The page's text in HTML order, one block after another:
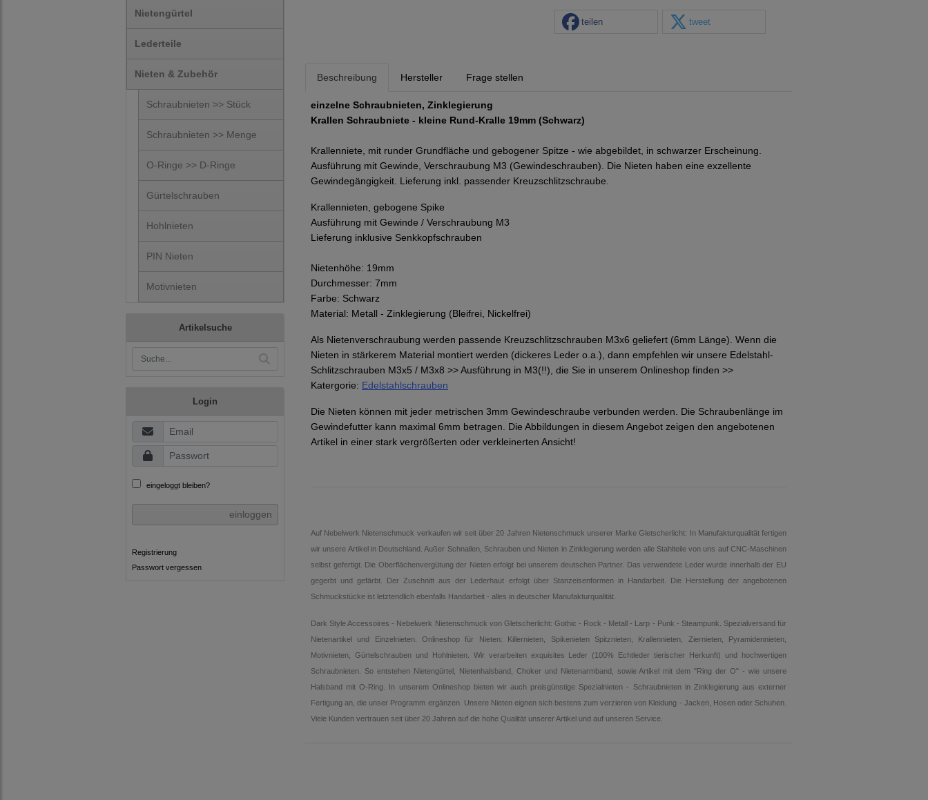
Nietengürtel
Lederteile
Nieten & Zubehör
Schraubnieten >> Stück
Schraubnieten >> Menge
O-Ringe >> D-Ringe
Gürtelschrauben
Hohlnieten
PIN Nieten
Motivnieten
Artikelsuche
Login
eingeloggt bleiben?
einloggen
Registrierung
Passwort vergessen
teilen tweet
Beschreibung Hersteller Frage stellen
einzelne Schraubnieten, Zinklegierung
Krallen Schraubniete - kleine Rund-Kralle 19mm (Schwarz)
Krallenniete, mit runder Grundfläche und gebogener Spitze - wie abgebildet, in schwarzer Erscheinung.
Ausführung mit Gewinde, Verschraubung M3 (Gewindeschrauben). Die Nieten haben eine exzellente
Gewindegängigkeit. Lieferung inkl. passender Kreuzschlitzschraube.
Krallennieten, gebogene Spike
Ausführung mit Gewinde / Verschraubung M3
Lieferung inklusive Senkkopfschrauben
Nietenhöhe: 19mm
Durchmesser: 7mm
Farbe: Schwarz
Material: Metall - Zinklegierung (Bleifrei, Nickelfrei)
Als Nietenverschraubung werden passende Kreuzschlitzschrauben M3x6 geliefert (6mm Länge). Wenn die
Nieten in stärkerem Material montiert werden (dickeres Leder o.a.), dann empfehlen wir unsere Edelstahl-
Schlitzschrauben M3x5 / M3x8 >> Ausführung in M3(!!), die Sie in unserem Onlineshop finden >>
Katergorie: Edelstahlschrauben
Die Nieten können mit jeder metrischen 3mm Gewindeschraube verbunden werden. Die Schraubenlänge im
Gewindefutter kann maximal 6mm betragen. Die Abbildungen in diesem Angebot zeigen den angebotenen
Artikel in einer stark vergrößerten oder verkleinerten Ansicht!
Auf Nebelwerk Nietenschmuck verkaufen wir seit über 20 Jahren Nietenschmuck unserer Marke Gletscherlicht: In Manufakturqualität fertigen
wir unsere Artikel in Deutschland. Außer Schnallen, Schrauben und Nieten in Zinklegierung werden alle Stahlteile von uns auf CNC-Maschinen
selbst gefertigt. Die Oberflächenvergütung der Nieten erfolgt bei unserem deutschen Partner. Das verwendete Leder wurde innerhalb der EU
gegerbt und gefärbt. Der Zuschnitt aus der Lederhaut erfolgt über Stanzeisenformen in Handarbeit. Die Herstellung der angebotenen
Schmuckstücke ist letztendlich ebenfalls Handarbeit - alles in deutscher Manufakturqualität.
Dark Style Accessoires - Nebelwerk Nietenschmuck von Gletscherlicht: Gothic - Rock - Metall - Larp - Punk - Steampunk. Spezialversand für
Nietenartikel und Einzelnieten. Onlineshop für Nieten: Killernieten, Spikenieten Spitznieten, Krallennieten, Ziernieten, Pyramidennieten,
Motivnieten, Gürtelschrauben und Hohlnieten. Wir verarbeiten exquisites Leder (100% Echtleder tierischer Herkunft) und hochwertigen
Schraubnieten. So entstehen Nietengürtel, Nietenhalsband, Choker und Nietenarmband, sowie Artikel mit dem "Ring der O" - wie unsere
Halsband mit O-Ring. In unserem Onlineshop bieten wir auch preisgünstige Spezialnieten - Schraubnieten in Zinklegierung aus externer
Fertigung an, die unser Programm ergänzen. Unsere Nieten eignen sich bestens zum verzieren von Kleidung - Jacken, Hosen oder Schuhen.
Viele Kunden vertrauen seit über 20 Jahren auf die hohe Qualität unserer Artikel und auf unseren Service.